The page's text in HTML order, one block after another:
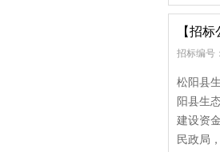
【招标
招标编号
松阳县
阳县生
建设资
民政局